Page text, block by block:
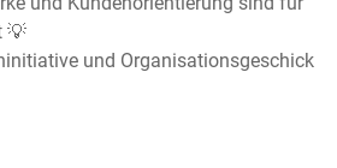
💡
und Organisationsgeschick